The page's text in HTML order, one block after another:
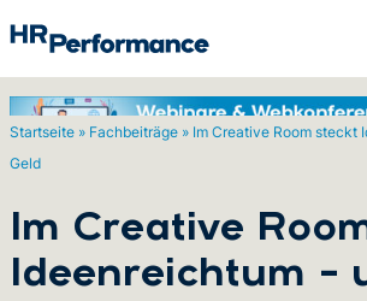
Startseite » Fachbeiträge » Im Creative Room steckt
Geld
Im Creative
Ideenreichtum –